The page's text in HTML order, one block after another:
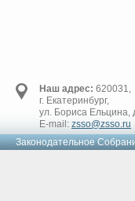
Наш адрес: 620031,
г. Екатеринбург,
ул. Бориса Ельцина,
E-mail: zsso@zsso.ru
Законодательное